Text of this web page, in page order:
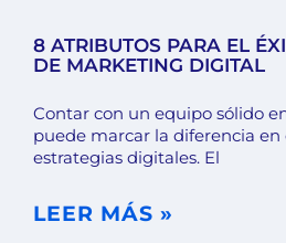
8 ATRIBUTOS PARA EL
DE MARKETING DIGITAL
Contar con un equipo sólido
puede marcar la diferencia en
estrategias digitales. El
LEER MÁS »